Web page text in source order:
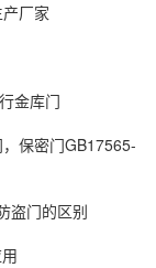
厂家
金库门
保密门GB17565-
盗门的区别